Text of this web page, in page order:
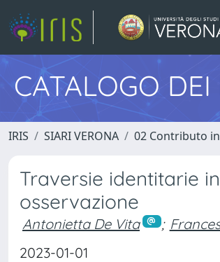
CATALOGO
IRIS SIARI VERONA 02 Contributo
Traversie identitarie
osservazione
Antonietta De Vita ;
2023-01-01